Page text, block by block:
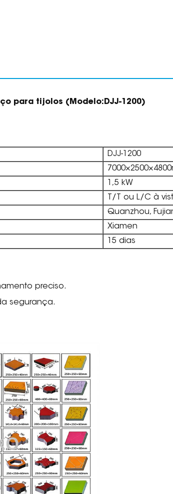
para tijolos (Modelo:DJJ-1200)
DJJ-1200
1,5 kW
T/T ou L/C à
Quanzhou,
Xiamen
15 dias
preciso.
segurança.